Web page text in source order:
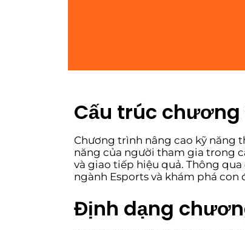
Cấu trúc
Chương trình nâng cao kỹ năng
năng của người tham gia trong
và giao tiếp hiệu quả. Thông
ngành Esports và khám phá
Định dạng